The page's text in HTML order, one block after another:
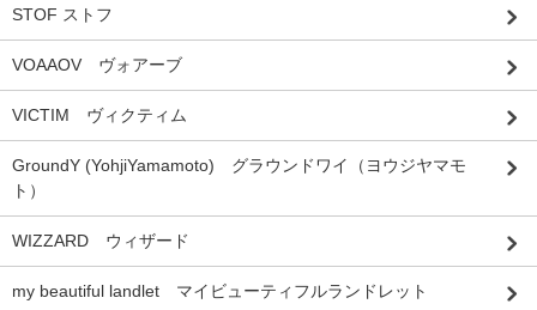
STOF ストフ
VOAAOV ヴォアーブ
VICTIM ヴィクティム
GroundY (YohjiYamamoto) グラウンドワイ（ヨウジヤマモ
ト）
WIZZARD ウィザード
my beautiful landlet マイビューティフルランドレット